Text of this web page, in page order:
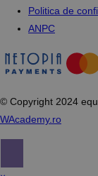
Politica de
ANPC
© Copyright 2024
WAcademy.ro